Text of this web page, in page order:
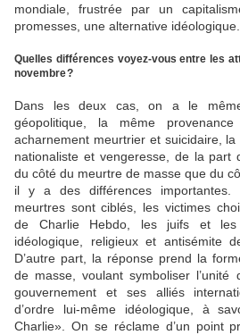
mondiale, frustrée par un
promesses, une alternative idéologique.
Quelles différences voyez-vous ­entre les
novembre ?
Dans les deux cas, on a le
géopolitique, la même
acharnement meurtrier et suicidaire,
nationaliste et vengeresse, de la part
du côté du meurtre de masse que du
il y a des différences importantes.
meurtres sont ciblés, les victimes
de Charlie Hebdo, les juifs et les
idéologique, religieux et antisémite
D’autre part, la réponse prend la
de masse, voulant symboliser
gouvernement et ses alliés
d’ordre lui-même idéologique, à
Charlie». On se réclame d’un point